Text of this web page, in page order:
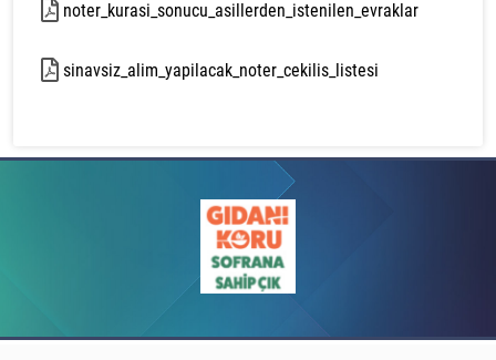
noter_kurasi_sonucu_asillerden_istenilen_evraklar
sinavsiz_alim_yapilacak_noter_cekilis_listesi